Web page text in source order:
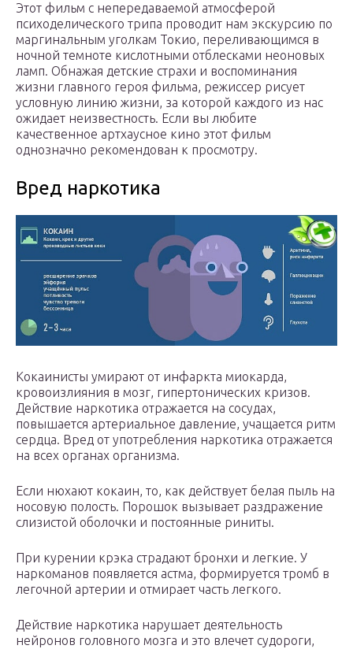
Этот фильм с непередаваемой атмосферой
психоделического трипа проводит нам экскурсию по
маргинальным уголкам Токио, переливающимся в
ночной темноте кислотными отблесками неоновых
ламп. Обнажая детские страхи и воспоминания
жизни главного героя фильма, режиссер рисует
условную линию жизни, за которой каждого из нас
ожидает неизвестность. Если вы любите
качественное артхаусное кино этот фильм
однозначно рекомендован к просмотру.
Вред наркотика
Кокаинисты умирают от инфаркта миокарда,
кровоизлияния в мозг, гипертонических кризов.
Действие наркотика отражается на сосудах,
повышается артериальное давление, учащается ритм
сердца. Вред от употребления наркотика отражается
на всех органах организма.
Если нюхают кокаин, то, как действует белая пыль на
носовую полость. Порошок вызывает раздражение
слизистой оболочки и постоянные риниты.
При курении крэка страдают бронхи и легкие. У
наркоманов появляется астма, формируется тромб в
легочной артерии и отмирает часть легкого.
Действие наркотика нарушает деятельность
нейронов головного мозга и это влечет судороги,